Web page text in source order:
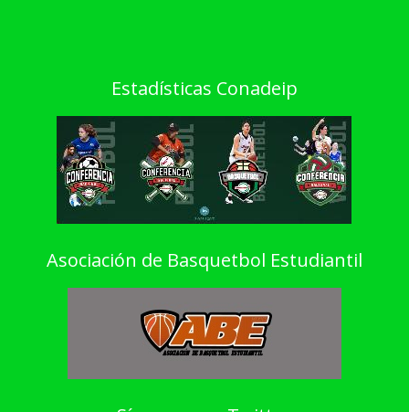
Estadísticas Conadeip
Asociación de Basquetbol Estudiantil